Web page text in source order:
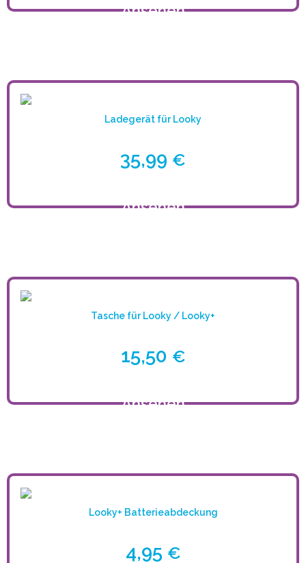
Ansehen
Ladegerät für Looky
35,99 €
Ansehen
Tasche für Looky / Looky+
15,50 €
Ansehen
Looky+ Batterieabdeckung
4,95 €